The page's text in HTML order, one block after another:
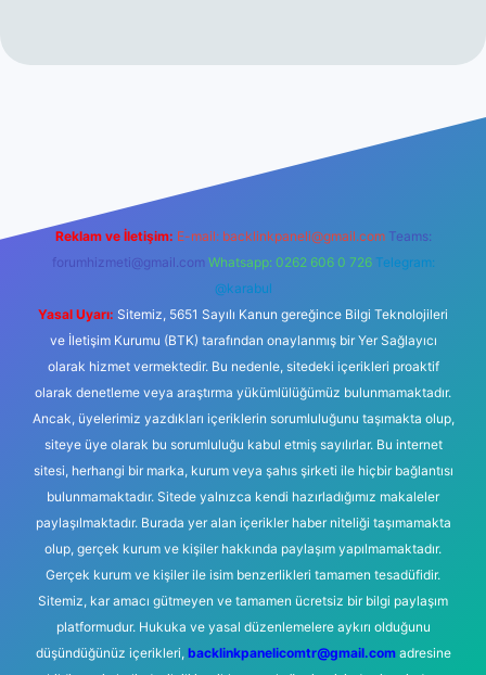
Reklam ve İletişim: E-mail: backlinkpaneli@gmail.com Teams:
forumhizmeti@gmail.com Whatsapp: 0262 606 0 726 Telegram:
@karabul
Yasal Uyarı: Sitemiz, 5651 Sayılı Kanun gereğince Bilgi Teknolojileri
ve İletişim Kurumu (BTK) tarafından onaylanmış bir Yer Sağlayıcı
olarak hizmet vermektedir. Bu nedenle, sitedeki içerikleri proaktif
olarak denetleme veya araştırma yükümlülüğümüz bulunmamaktadır.
Ancak, üyelerimiz yazdıkları içeriklerin sorumluluğunu taşımakta olup,
siteye üye olarak bu sorumluluğu kabul etmiş sayılırlar. Bu internet
sitesi, herhangi bir marka, kurum veya şahıs şirketi ile hiçbir bağlantısı
bulunmamaktadır. Sitede yalnızca kendi hazırladığımız makaleler
paylaşılmaktadır. Burada yer alan içerikler haber niteliği taşımamakta
olup, gerçek kurum ve kişiler hakkında paylaşım yapılmamaktadır.
Gerçek kurum ve kişiler ile isim benzerlikleri tamamen tesadüfidir.
Sitemiz, kar amacı gütmeyen ve tamamen ücretsiz bir bilgi paylaşım
platformudur. Hukuka ve yasal düzenlemelere aykırı olduğunu
düşündüğünüz içerikleri, backlinkpanelicomtr@gmail.comadresine